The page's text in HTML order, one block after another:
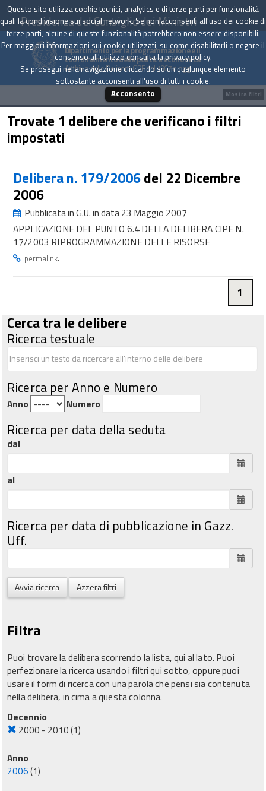
Presidenza del Consiglio dei Ministri
Dipartimento per la programmazione e il
coordinamento della politica economica
Archivio delle Delibere CIPE dal 1967 a oggi
Trovate 1 delibere che verificano i filtri
impostati
Delibera n. 179/2006del 22 Dicembre
2006
Pubblicata in G.U. in data 23 Maggio 2007
APPLICAZIONE DEL PUNTO 6.4 DELLA DELIBERA CIPE N.
17/2003 RIPROGRAMMAZIONE DELLE RISORSE
permalink.
1
Cerca tra le delibere
Ricerca testuale
Ricerca per Anno e Numero
Anno Numero
Ricerca per data della seduta
dal
al
Ricerca per data di pubblicazione in Gazz.
Uff.
Avvia ricerca Azzera filtri
Filtra
Puoi trovare la delibera scorrendo la lista, qui al lato. Puoi
perfezionare la ricerca usando i filtri qui sotto, oppure puoi
usare il form di ricerca con una parola che pensi sia contenuta
nella delibera, in cima a questa colonna.
Decennio
2000 - 2010(1)
Anno
2006(1)
Mostra filtri
Questo sito utilizza cookie tecnici, analytics e di terze parti per funzionalità
quali la condivisione sui social network. Se non acconsenti all'uso dei cookie di
terze parti, alcune di queste funzionalità potrebbero non essere disponibili.
Per maggiori informazioni sui cookie utilizzati, su come disabilitarli o negare il
consenso all'utilizzo consulta laprivacy policy.
Se prosegui nella navigazione cliccando su un qualunque elemento
sottostante acconsenti all'uso di tutti i cookie.
Acconsento